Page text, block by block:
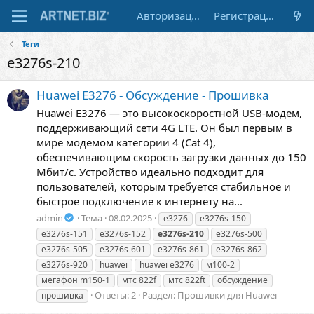
Авторизация Регистрация
Теги
e3276s-210
Huawei E3276 - Обсуждение - Прошивка
Huawei E3276 — это высокоскоростной USB-модем,
поддерживающий сети 4G LTE. Он был первым в
мире модемом категории 4 (Cat 4),
обеспечивающим скорость загрузки данных до 150
Мбит/с. Устройство идеально подходит для
пользователей, которым требуется стабильное и
быстрое подключение к интернету на...
admin Тема 08.02.2025 e3276
e3276s-150
e3276s-151
e3276s-152 e3276s-210
e3276s-500
e3276s-505
e3276s-601 e3276s-861
e3276s-862
e3276s-920
huawei huawei e3276
м100-2
мегафон m150-1
мтс 822f мтс 822ft
обсуждение
прошивка
Ответы: 2 Раздел: Прошивки для Huawei